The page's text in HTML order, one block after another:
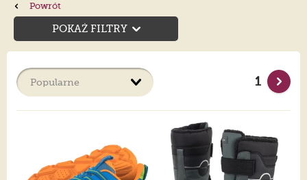
Powrót
POKAŻ FILTRY
1